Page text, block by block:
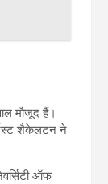
मौजूद हैं।
शैकेलटन ने
ऑफ